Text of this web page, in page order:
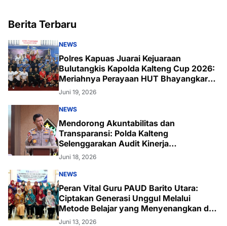
Berita Terbaru
NEWS
Polres Kapuas Juarai Kejuaraan
Bulutangkis Kapolda Kalteng Cup 2026:
Meriahnya Perayaan HUT Bhayangkara
ke-80 di Palangka Raya
Juni 19, 2026
NEWS
Mendorong Akuntabilitas dan
Transparansi: Polda Kalteng
Selenggarakan Audit Kinerja
Komprehensif Bersama Itwasum Polri
Juni 18, 2026
NEWS
Peran Vital Guru PAUD Barito Utara:
Ciptakan Generasi Unggul Melalui
Metode Belajar yang Menyenangkan dan
Inovatif
Juni 13, 2026